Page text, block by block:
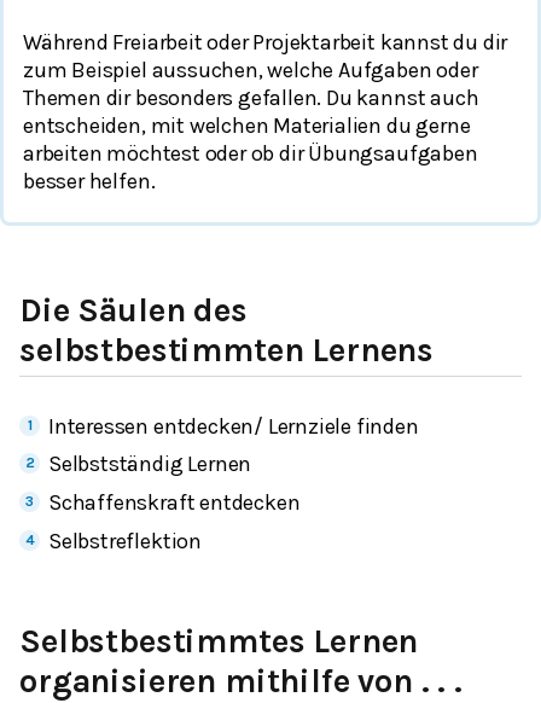
Während Freiarbeit oder Projektarbeit kannst du dir
zum Beispiel aussuchen, welche Aufgaben oder
Themen dir besonders gefallen. Du kannst auch
entscheiden, mit welchen Materialien du gerne
arbeiten möchtest oder ob dir Übungsaufgaben
besser helfen.
Die Säulen des
selbstbestimmten Lernens
Interessen entdecken/ Lernziele finden
Selbstständig Lernen
Schaffenskraft entdecken
Selbstreflektion
Selbstbestimmtes Lernen
organisieren mithilfe von . . .